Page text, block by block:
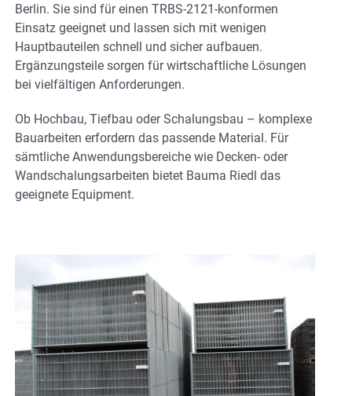
Berlin. Sie sind für einen TRBS-2121-konformen
Einsatz geeignet und lassen sich mit wenigen
Hauptbauteilen schnell und sicher aufbauen.
Ergänzungsteile sorgen für wirtschaftliche Lösungen
bei vielfältigen Anforderungen.
Ob Hochbau, Tiefbau oder Schalungsbau – komplexe
Bauarbeiten erfordern das passende Material. Für
sämtliche Anwendungsbereiche wie Decken- oder
Wandschalungsarbeiten bietet Bauma Riedl das
geeignete Equipment.